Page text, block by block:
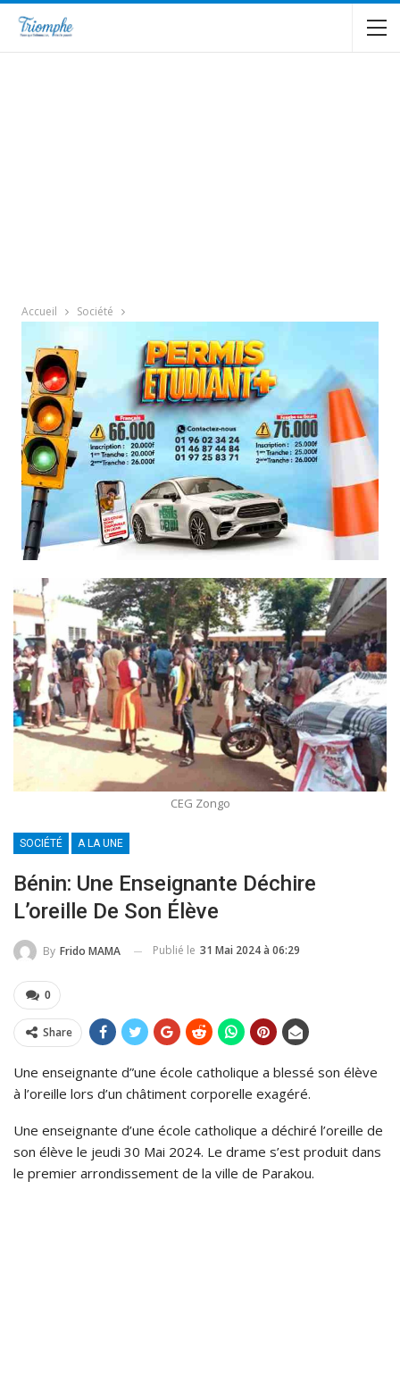
Accueil Société
CEG Zongo
SOCIÉTÉ A LA UNE
Bénin: Une Enseignante Déchire
L’oreille De Son Élève
By Frido MAMA Publié le 31 Mai 2024 à 06:29
0
Share
Une enseignante d”une école catholique a blessé son élève
à l’oreille lors d’un châtiment corporelle exagéré.
Une enseignante d’une école catholique a déchiré l’oreille de
son élève le jeudi 30 Mai 2024. Le drame s’est produit dans
le premier arrondissement de la ville de Parakou.